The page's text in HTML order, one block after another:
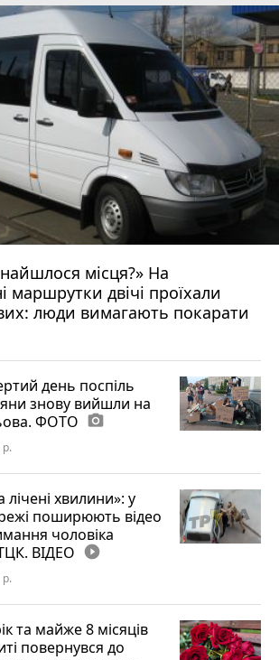
місця?» На
двічі проїхали
люди вимагають покарати
день поспіль
знову вийшли на
ФОТО photo_camera
хвилини»: у
поширюють відео
чоловіка
ВІДЕО play_circle_filled
та майже 8 місяців
повернувся до